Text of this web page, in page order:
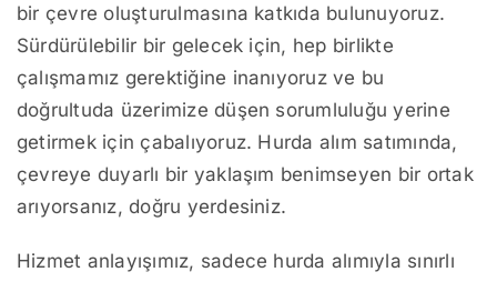
bir çevre oluşturulmasına katkıda bulunuyoruz.
Sürdürülebilir bir gelecek için, hep birlikte
çalışmamız gerektiğine inanıyoruz ve bu
doğrultuda üzerimize düşen sorumluluğu yerine
getirmek için çabalıyoruz. Hurda alım satımında,
çevreye duyarlı bir yaklaşım benimseyen bir ortak
arıyorsanız, doğru yerdesiniz.
Hizmet anlayışımız, sadece hurda alımıyla sınırlı